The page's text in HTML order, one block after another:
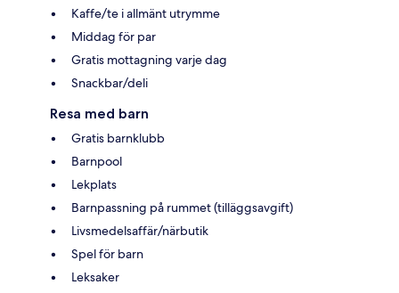
Kaffe/te i allmänt utrymme
Middag för par
Gratis mottagning varje dag
Snackbar/deli
Resa med barn
Gratis barnklubb
Barnpool
Lekplats
Barnpassning på rummet (tilläggsavgift)
Livsmedelsaffär/närbutik
Spel för barn
Leksaker